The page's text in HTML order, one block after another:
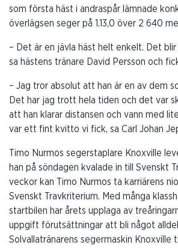
som första häst i andraspår lämnade
överlägsen seger på 1.13,0 över 2 640
– Det är en jävla häst helt enkelt. Det blir
sa hästens tränare David Persson och
– Jag tror absolut att han är en av dem
Det har jag trott hela tiden och det var
att han klarar distansen och vann med
var ett fint kvitto vi fick, sa Carl Johan
Timo Nurmos segerstaplare Knoxville
han på söndagen kvalade in till Svenskt
veckor kan Timo Nurmos ta karriärens
Svenskt Travkriterium. Med många
startbilen har årets upplaga av
uppgift förutsättningar att bli något
Solvallatränarens segermaskin Knoxville